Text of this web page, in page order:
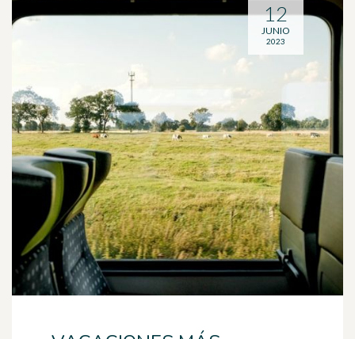
12
JUNIO
2023